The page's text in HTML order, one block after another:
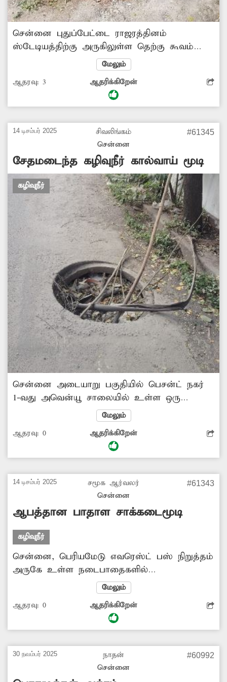
சென்னை புதுப்பேட்டை ராஜரத்தினம்
ஸ்டேடியத்திற்கு அருகிலுள்ள தெற்கு கூவம்
ஆற்றுச் சாலையில் உள்ள பாதாள சாக்கடை
மூடி ஒன்று சேதமடைந்து காணப்படுகிறது.
உயிர் கொல்லும் காரணியாக உள்ள இந்த
குழியால், பாதசாரிகள், வாகனஓட்டிகள் கடும்
சம்பந்தப்பட்ட அதிகாரிகள் பாதாள சாக்கடை
மூடியை மாற்றிட உடனடி நடவடிக்கை எடுக்க
மேலும்
ஆதரவு: 3 ஆதரிக்கிறேன்
14 டிசம்பர் 2025
சிவலிங்கம்
சென்னை
#61345
சேதமடைந்த கழிவுநீர் கால்வாய் மூடி
கழிவுநீர்
சென்னை அடையாறு பகுதியில் பெசன்ட் நகர்
1-வது அவென்யூ சாலையில் உள்ள ஒரு
கழிவுநீர் கால்வாய் மூடி சில மாதங்களாக சேதம்
அடைந்து பள்ளமாக காட்சியளிக்கிறது. மக்கள்
நடமாட்டம் மிகுந்த இந்த சாலையில் உள்ள
பள்ளத்தை கவனிக்காமல், வாகன ஓட்டிகள்
தேங்கியுள்ள குப்பைகளால் பாதசாரிகளும்
சிரமம் அடைகிறார்கள். எனவே இது
நடவடிக்கையாக கழிவுநீர் கால்வாய் மூடியை
மாற்றி அமைக்க வேண்டும்.
மேலும்
ஆதரவு: 0 ஆதரிக்கிறேன்
14 டிசம்பர் 2025
சமூக ஆர்வலர்
சென்னை
#61343
ஆபத்தான பாதாள சாக்கடைமூடி
கழிவுநீர்
சென்னை, பெரியமேடு எவரெஸ்ட் பஸ் நிறுத்தம்
அருகே உள்ள நடைபாதைகளில்
அமைக்கப்பட்டுள்ள பாதாள சாக்கடைமூடிகள்
சேதமடைந்து பாதசாரிகளுக்கு ஆபத்தாக
காணப்படுகிறது. இதனால் அந்த வழியாக
செல்லும் பொதுமக்கள் சிரமம் அடைகிறார்கள்.
கற்களும் பெயர்ந்து, பாதசாரிகள் நடக்க
முடியாதவாறு அலங்கோலமக கிடக்கிறது.
மேலும்
ஆதரவு: 0 ஆதரிக்கிறேன்
30 நவம்பர் 2025
நாதன்
சென்னை
#60992